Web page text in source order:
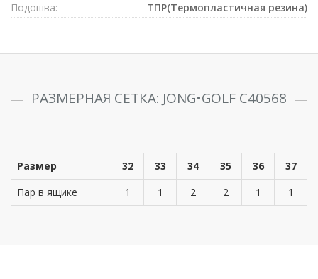
Подошва:
ТПР(Термопластичная резина)
РАЗМЕРНАЯ СЕТКА: JONG•GOLF C40568
Размер 32 33 34 35 36
37
Пар в ящике
1 1 2 2 1 1